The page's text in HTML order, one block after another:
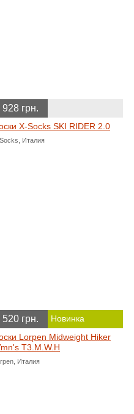
928 грн.
X-Socks SKI RIDER 2.0
Италия
520 грн. Новинка
Lorpen Midweight Hiker
T3.M.W.H
Италия